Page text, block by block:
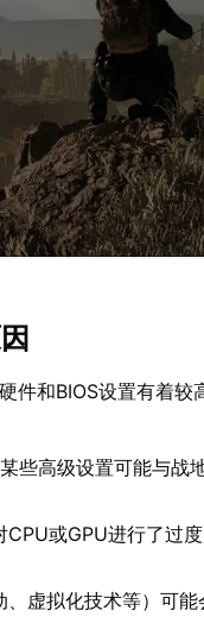
件和BIOS设置有着较
些高级设置可能与战
CPU或GPU进行了过
虚拟化技术等）可